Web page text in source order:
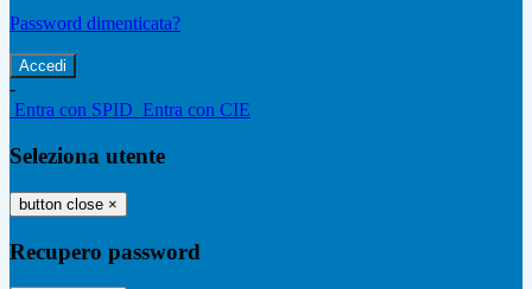
Password dimenticata?
-
Entra con SPID Entra con CIE
Seleziona utente
button close ×
Recupero password